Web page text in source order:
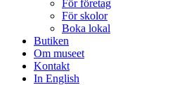
För företag
För skolor
Boka lokal
Butiken
Om museet
Kontakt
In English